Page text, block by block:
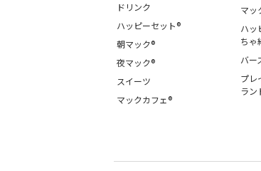
ドリンク
ハッピーセット®
朝マック®
夜マック®
スイーツ
マックカフェ®
マッ
ハッ
ちゃ
バー
プレ
ラン